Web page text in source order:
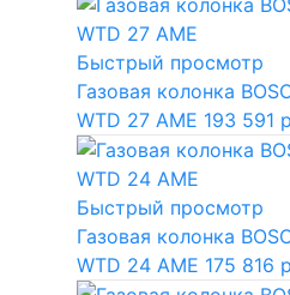
Быстрый просмотр
Газовая колонка
WTD 27 AME 193 591
Быстрый просмотр
Газовая колонка
WTD 24 AME 175 816